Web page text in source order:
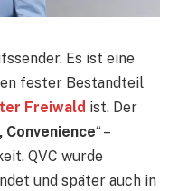
Es ist eine
fester Bestandteil
Freiwald ist. Der
Convenience“ –
QVC wurde
und später auch in